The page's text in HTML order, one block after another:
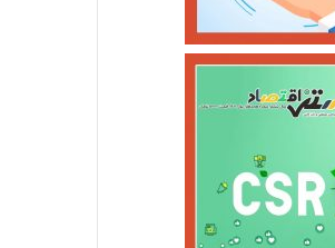
سه سکوی پارس